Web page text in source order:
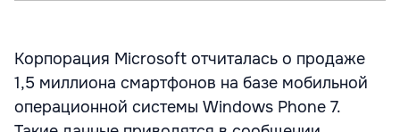
Корпорация Microsoft отчиталась о продаже
1,5 миллиона смартфонов на базе мобильной
операционной системы Windows Phone 7.